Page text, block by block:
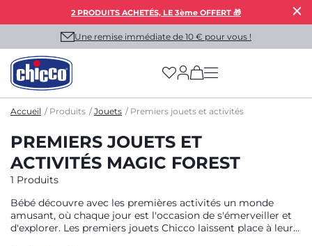
2 PRODUITS ACHETÉS, LE 3ème OFFERT 🎁
Une remise immédiate de 10 € pour vous !
(has more options
Accueil Produits Jouets Premiers jouets et activités
PREMIERS JOUETS ET
ACTIVITÉS MAGIC FOREST
1 Produits
Bébé découvre avec les premières activités un monde
amusant, où chaque jour est l'occasion de s'émerveiller et
d'explorer. Les premiers jouets Chicco laissent place à leur